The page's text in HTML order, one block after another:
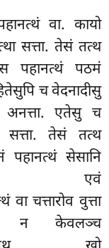
वा. कायो
सत्ता. तेसं तत्थ
पहानत्थं पठमं
च वेदनादीसु
अनत्ता. एतेसु च
सत्ता. तेसं तत्थ
पहानत्थं सेसानि
एवं
चत्तारोव वुत्ता
न केवलञ्च